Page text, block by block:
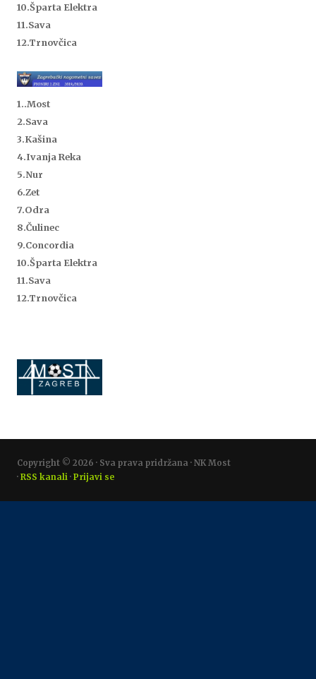
10.Šparta Elektra
11.Sava
12.Trnovčica
1..Most
2.Sava
3.Kašina
4.Ivanja Reka
5.Nur
6.Zet
7.Odra
8.Čulinec
9.Concordia
10.Šparta Elektra
11.Sava
12.Trnovčica
Copyright © 2026 · Sva prava pridržana · NK Most
· RSS kanali · Prijavi se